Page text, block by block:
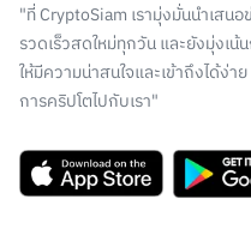
"ที่ CryptoSiam เรามุ่งมั่นนำเสน
รวดเร็วสดใหม่ทุกวัน และยังมุ่งเน้
ให้มีความน่าสนใจและเข้าถึงได้ง่
การคริปโตไปกับเรา"